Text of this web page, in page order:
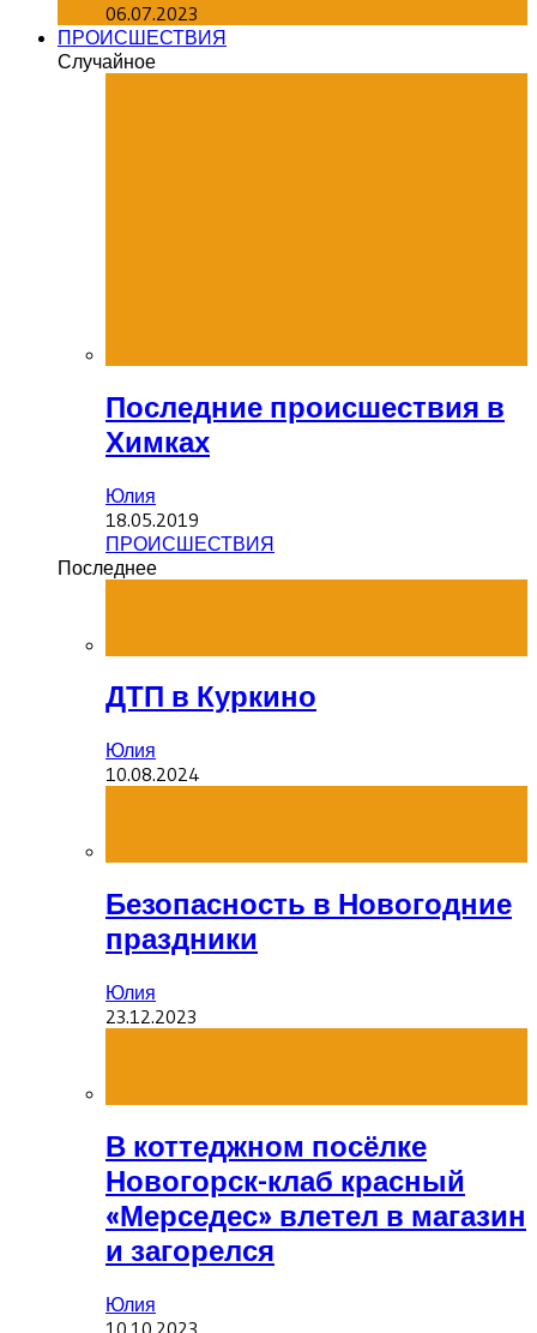
06.07.2023
ПРОИСШЕСТВИЯ
Случайное
Последние происшествия в
Химках
Юлия
18.05.2019
ПРОИСШЕСТВИЯ
Последнее
ДТП в Куркино
Юлия
10.08.2024
Безопасность в Новогодние
праздники
Юлия
23.12.2023
В коттеджном посёлке
Новогорск-клаб красный
«Мерседес» влетел в магазин
и загорелся
Юлия
10.10.2023